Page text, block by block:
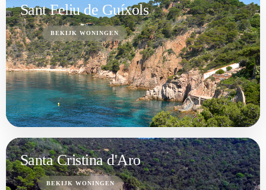
Sant Feliu de Guíxols
BEKIJK WONINGEN
Santa Cristina d'Aro
BEKIJK WONINGEN